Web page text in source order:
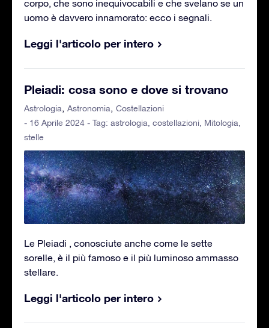
corpo, che sono inequivocabili e che svelano se un
uomo è davvero innamorato: ecco i segnali.
Leggi l'articolo per intero
Pleiadi: cosa sono e dove si trovano
Astrologia Astronomia Costellazioni
- 16 Aprile 2024 - Tag: astrologia, costellazioni, Mitologia,
stelle
Le Pleiadi , conosciute anche come le sette
sorelle, è il più famoso e il più luminoso ammasso
stellare.
Leggi l'articolo per intero